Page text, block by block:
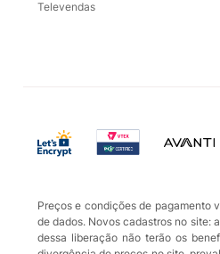
Televendas
Preços e condições de pagamento
de dados. Novos cadastros no site:
dessa liberação não terão os